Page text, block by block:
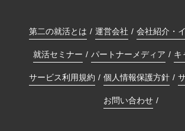
第二の就活とは 運営会社 会社紹介・
就活セミナー パートナーメディア キ
サービス利用規約 個人情報保護方針
お問い合わせ